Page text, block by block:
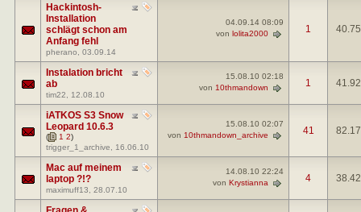
Hackintosh-
Installation
schlägt schon am
Anfang fehl
pherano , 03.09.14
04.09.14 08:09
von lolita2000 1
Instalation bricht
ab
tim22 , 12.08.10
15.08.10 02:18
von 10thmandown 1
iATKOS S3 Snow
Leopard 10.6.3
( 1 2)
trigger_1_archive , 16.06.10
15.08.10 02:07
von 10thmandown_archive 41
Mac auf meinem
laptop ?!?
maximuff13 , 28.07.10
14.08.10 22:24
von Krystianna 4